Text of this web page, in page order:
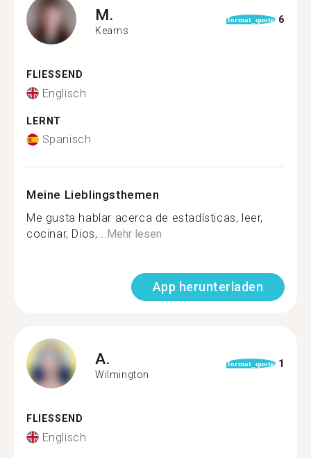
M.
Kearns
format_quote 6
FLIESSEND
Englisch
LERNT
Spanisch
Meine Lieblingsthemen
Me gusta hablar acerca de estadísticas, leer,
cocinar, Dios,...Mehr lesen
App herunterladen
A.
Wilmington
format_quote 1
FLIESSEND
Englisch